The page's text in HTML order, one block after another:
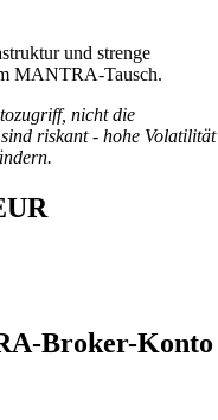
und strenge
MANTRA-Tausch.
nicht die
riskant - hohe Volatilität
Broker-Konto